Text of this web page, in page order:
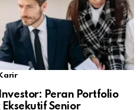
Karir
Peran Portfolio
Senior